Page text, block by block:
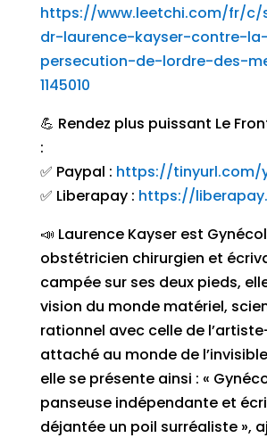
https://www.leetchi.com/fr/
dr-laurence-kayser-contre-la-
persecution-de-lordre-des-
1145010
💪 Rendez plus puissant Le
:
✅ Paypal : https://tinyurl.com/
✅ Liberapay : https://
📣 Laurence Kayser est
obstétricien chirurgien et
campée sur ses deux pieds,
vision du monde matériel,
rationnel avec celle de
attaché au monde de
elle se présente ainsi : «
panseuse indépendante et
déjantée un poil surréaliste »,